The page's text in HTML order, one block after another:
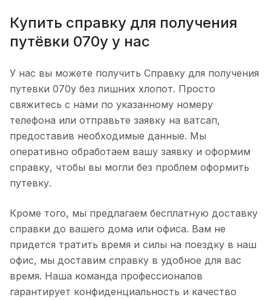
Купить справку для получения
путёвки 070у у нас
У нас вы можете получить Справку для получения
путевки 070у без лишних хлопот. Просто
свяжитесь с нами по указанному номеру
телефона или отправьте заявку на ватсап,
предоставив необходимые данные. Мы
оперативно обработаем вашу заявку и оформим
справку, чтобы вы могли без проблем оформить
путевку.
Кроме того, мы предлагаем бесплатную доставку
справки до вашего дома или офиса. Вам не
придется тратить время и силы на поездку в наш
офис, мы доставим справку в удобное для вас
время. Наша команда профессионалов
гарантирует конфиденциальность и качество